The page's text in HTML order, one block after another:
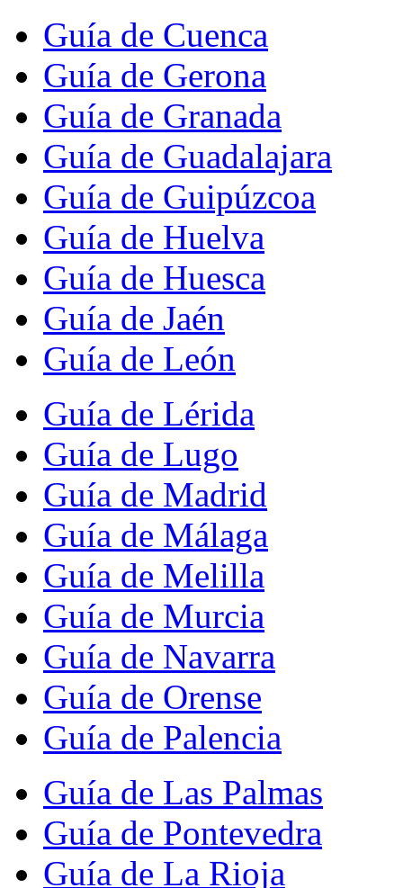
Guía de Cuenca
Guía de Gerona
Guía de Granada
Guía de Guadalajara
Guía de Guipúzcoa
Guía de Huelva
Guía de Huesca
Guía de Jaén
Guía de León
Guía de Lérida
Guía de Lugo
Guía de Madrid
Guía de Málaga
Guía de Melilla
Guía de Murcia
Guía de Navarra
Guía de Orense
Guía de Palencia
Guía de Las Palmas
Guía de Pontevedra
Guía de La Rioja